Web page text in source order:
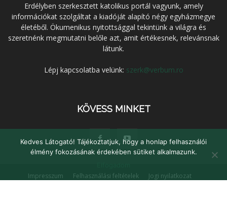
Erdélyben szerkesztett katolikus portál vagyunk, amely
információkat szolgáltat a kiadóját alapító négy egyházmegye
életéből. Ökumenikus nyitottsággal tekintünk a világra és
szeretnénk megmutatni belőle azt, amit értékesnek, relevánsnak
látunk.
Lépj kapcsolatba velünk: szerk@verbum.ro
KÖVESS MINKET
Impresszum Felhasználási feltételek
Jogi nyilatkozat
Kedves Látogató! Tájékoztatjuk, hogy a honlap felhasználói
élmény fokozásának érdekében sütiket alkalmazunk.